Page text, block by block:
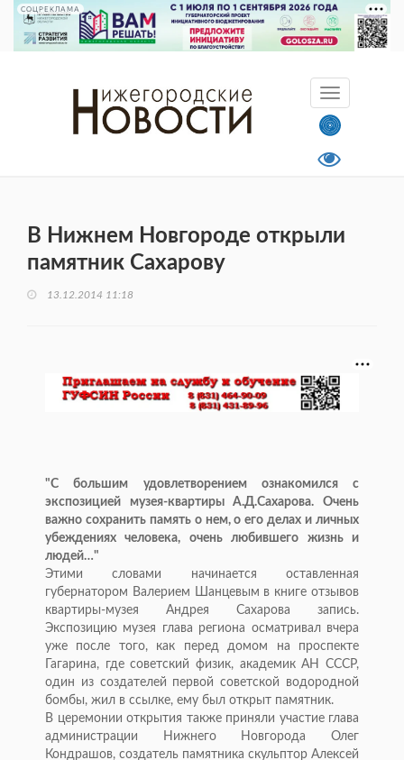
СОЦРЕКЛАМА
В Нижнем Новгороде открыли
памятник Сахарову
13.12.2014 11:18
"С большим удовлетворением ознакомился с
экспозицией музея-квартиры А.Д.Сахарова. Очень
важно сохранить память о нем, о его делах и личных
убеждениях человека, очень любившего жизнь и
людей…"
Этими словами начинается оставленная
губернатором Валерием Шанцевым в книге отзывов
квартиры-музея Андрея Сахарова запись.
Экспозицию музея глава региона осматривал вчера
уже после того, как перед домом на проспекте
Гагарина, где советский физик, академик АН СССР,
один из создателей первой советской водородной
бомбы, жил в ссылке, ему был открыт памятник.
В церемонии открытия также приняли участие глава
администрации Нижнего Новгорода Олег
Кондрашов, создатель памятника скульптор Алексей